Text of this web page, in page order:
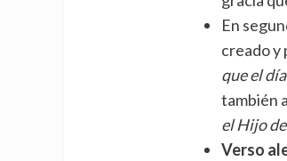
En
creado y
que el
también
el Hijo
Verso